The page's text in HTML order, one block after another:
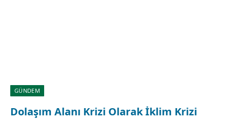
GÜNDEM
Dolaşım Alanı Krizi Olarak İklim Krizi